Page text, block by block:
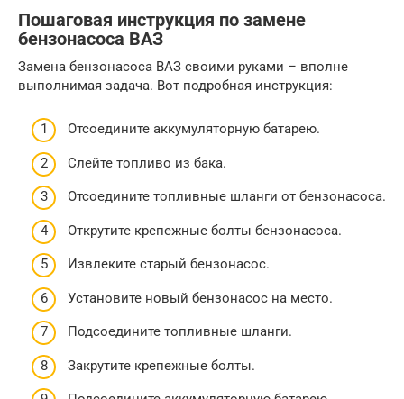
Пошаговая инструкция по замене
бензонасоса ВАЗ
Замена бензонасоса ВАЗ своими руками – вполне
выполнимая задача. Вот подробная инструкция:
Отсоедините аккумуляторную батарею.
Слейте топливо из бака.
Отсоедините топливные шланги от бензонасоса.
Открутите крепежные болты бензонасоса.
Извлеките старый бензонасос.
Установите новый бензонасос на место.
Подсоедините топливные шланги.
Закрутите крепежные болты.